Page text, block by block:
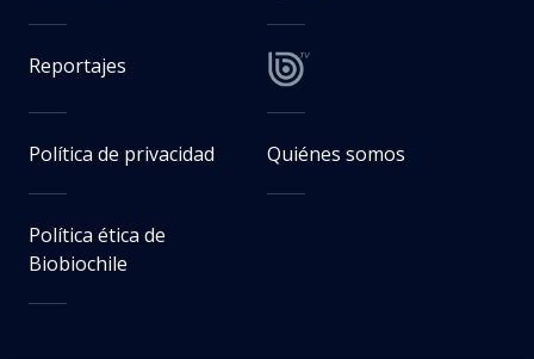
Reportajes
Política de privacidad Quiénes somos
Política ética de
Biobiochile